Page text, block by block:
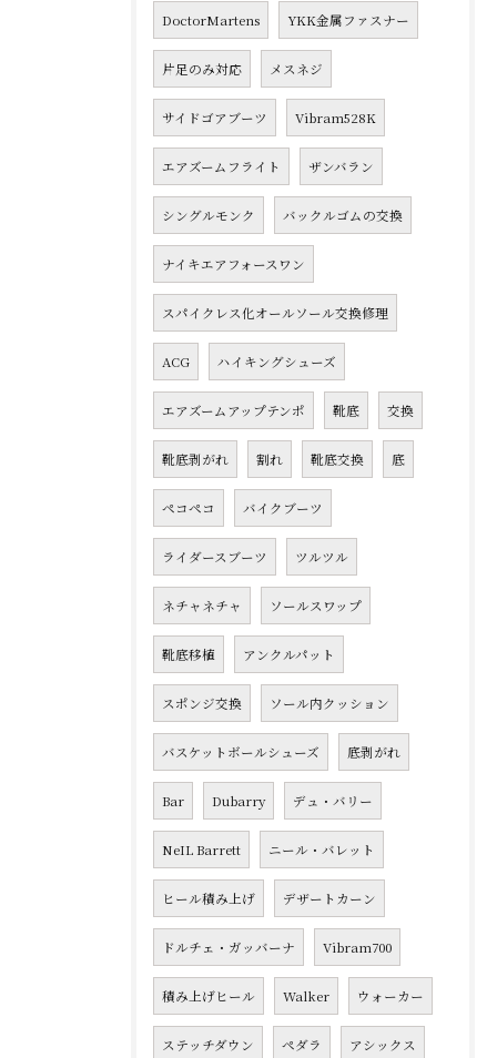
DoctorMartens YKK金属ファスナー
片足のみ対応 メスネジ
サイドゴアブーツ Vibram528K
エアズームフライト ザンバラン
シングルモンク バックルゴムの交換
ナイキエアフォースワン
スパイクレス化オールソール交換修理
ACG ハイキングシューズ
エアズームアップテンポ 靴底 交換
靴底剥がれ 割れ 靴底交換 底
ペコペコ バイクブーツ
ライダースブーツ ツルツル
ネチャネチャ ソールスワップ
靴底移植 アンクルパット
スポンジ交換 ソール内クッション
バスケットボールシューズ 底剥がれ
Bar Dubarry デュ・バリー
NeIL Barrett ニール・バレット
ヒール積み上げ デザートカーン
ドルチェ・ガッバーナ Vibram700
積み上げヒール Walker ウォーカー
ステッチダウン ペダラ アシックス